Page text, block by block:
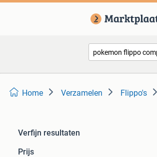
Home Verzamelen Flippo's
Verfijn resultaten
Prijs